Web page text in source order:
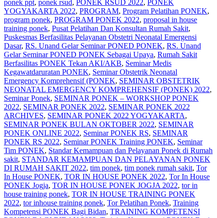
ponek ppt, ponek rsud, PONEK RSUD 2022, PONEK
YOGYAKARTA 2022, PROGRAM, Program Pelatihan PONEK,
program ponek, PROGRAM PONEK 2022, proposal in house
training ponek, Pusat Pelatihan Dan Konsultan Rumah Sakit,
Puskesmas Berfasilitas Pelayanan Obstetri Neonatal Emergensi
Dasar, RS. Unand Gelar Seminar PONED PONEK, RS. Unand
Gelar Seminar PONED PONEK Sebagai Upaya, Rumah Sakit
Berfasilitas PONEK Tekan AKI/AKB, Seminar Medis
Kegawatdaruratan PONEK, Seminar Obstetrik Neonatal
Emergency Komprehensif (PONEK, SEMINAR OBSTETRIK
NEONATAL EMERGENCY KOMPREHENSIF (PONEK) 2022,
Seminar Ponek, SEMINAR PONEK – WORKSHOP PONEK
2022, SEMINAR PONEK 2022, SEMINAR PONEK 2022
ARCHIVES, SEMINAR PONEK 2022 YOGYAKARTA,
SEMINAR PONEK BULAN OKTOBER 2022, SEMINAR
PONEK ONLINE 2022, Seminar PONEK RS, SEMINAR
PONEK RS 2022, Seminar PONEK Training PONEK, Seminar
Tim PONEK, Standar Kemampuan dan Pelayanan Ponek di Rumah
sakit, STANDAR KEMAMPUAN DAN PELAYANAN PONEK
DI RUMAH SAKIT 2022, tim ponek, tim ponek rumah sakit, Tor
In House PONEK, TOR IN HOUSE PONEK 2022, Tor In House
PONEK Jogja, TOR IN HOUSE PONEK JOGJA 2022, tor in
house training ponek, TOR IN HOUSE TRAINING PONEK
2022, tor inhouse training ponek, Tor Pelatihan Ponek, Training
Kompetensi PONEK Bagi Bidan, TRAINING KOMPETENSI